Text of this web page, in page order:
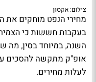
צילום: אקסון
מחירי הנפט מוחקים את
בעקבות חששות כי
השנה, במיוחד בסין, מה
אופ"ק מתקשה להסכים
לעלות מחירים.